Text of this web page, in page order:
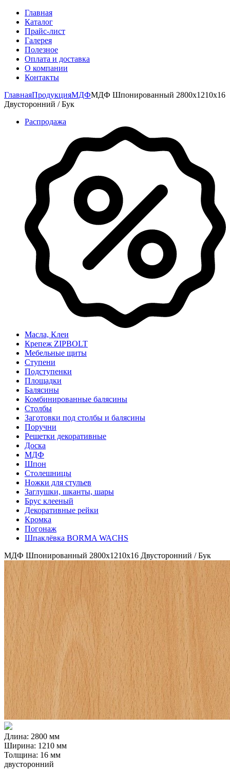
Главная
Каталог
Прайс-лист
Галерея
Полезное
Оплата и доставка
О компании
Контакты
ГлавнаяПродукцияМДФМДФ Шпонированный 2800х1210х16
Двусторонний / Бук
Распродажа
Масла, Клеи
Крепеж ZIPBOLT
Мебельные щиты
Ступени
Подступенки
Площадки
Балясины
Комбинированные балясины
Столбы
Заготовки под столбы и балясины
Поручни
Решетки декоративные
Доска
МДФ
Шпон
Столешницы
Ножки для стульев
Заглушки, шканты, шары
Брус клееный
Декоративные рейки
Кромка
Погонаж
Шпаклёвка BORMA WACHS
МДФ Шпонированный 2800х1210х16 Двусторонний / Бук
Длина: 2800 мм
Ширина: 1210 мм
Толщина: 16 мм
двусторонний